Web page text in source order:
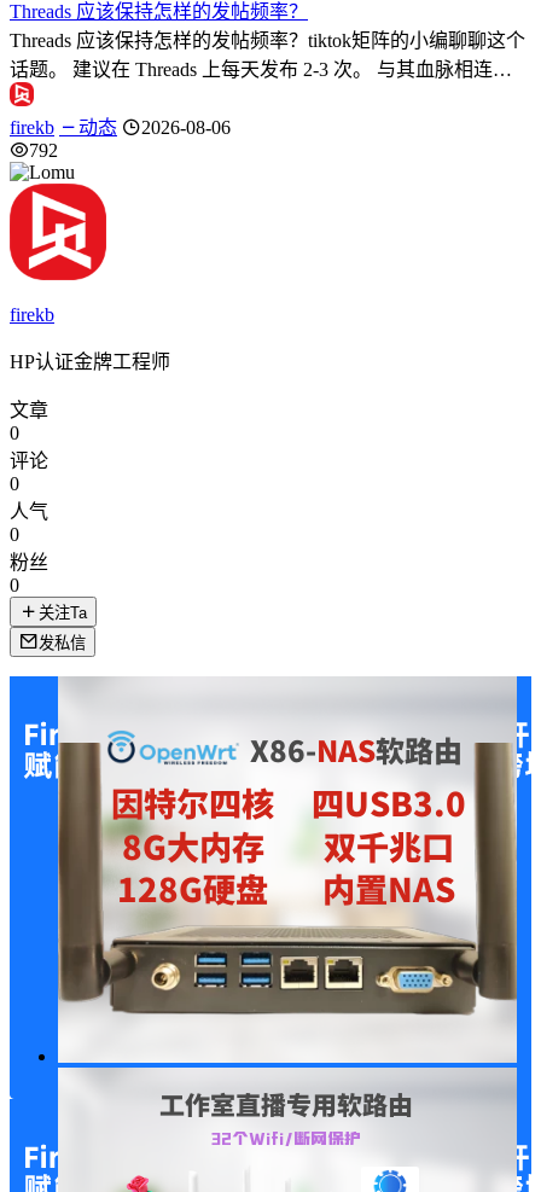
Threads 应该保持怎样的发帖频率？
Threads 应该保持怎样的发帖频率？tiktok矩阵的小编聊聊这个
话题。 建议在 Threads 上每天发布 2-3 次。 与其血脉相连…
firekb 动态
2026-08-06
792
firekb
HP认证金牌工程师
文章
0
评论
0
人气
0
粉丝
0
关注Ta
发私信